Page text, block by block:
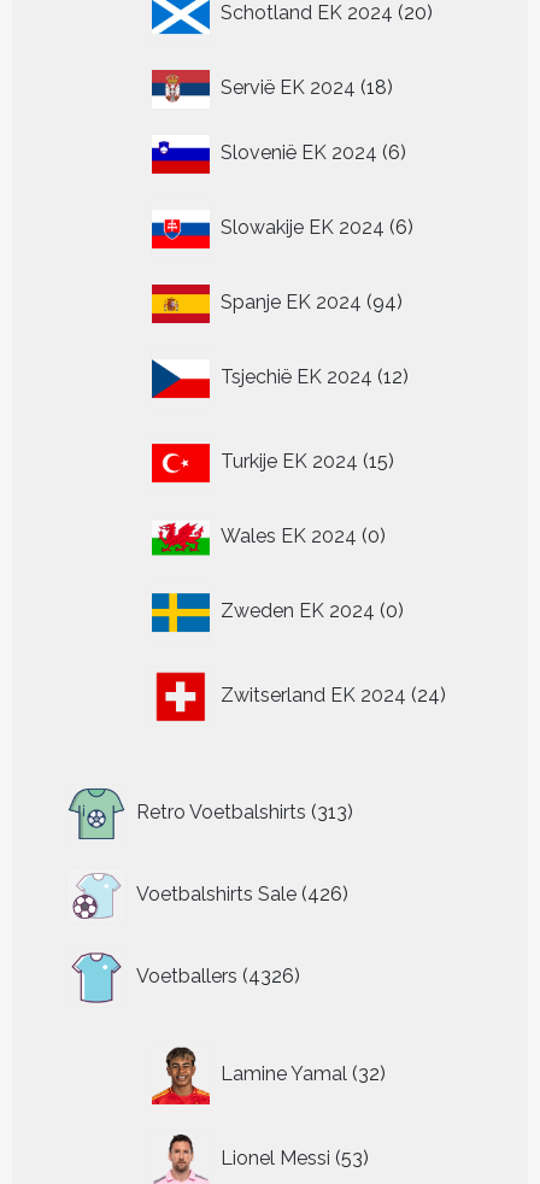
Schotland EK 2024 20
producten
Servië EK 2024 1818
Slovenië EK 2024 66
Slowakije EK 2024 6
producten
Spanje EK 2024 9494
Tsjechië EK 2024 12
producten
Turkije EK 2024 15
producten
Wales EK 2024 00
Zweden EK 2024 0
producten
Zwitserland EK 2024 24
producten
Retro Voetbalshirts 313
producten
Voetbalshirts Sale 426
426
producten
Voetballers 4326
producten
Lamine Yamal 32
producten
Lionel Messi 53
producten